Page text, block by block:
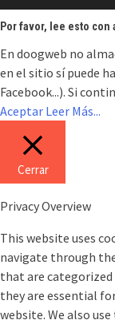
Por favor, lee esto con
En doogweb no
en el sitio sí puede
Facebook...). Si
Aceptar Leer Más...
Cerrar
Privacy Overview
This website uses
navigate through
that are categorized
they are essential
website. We also